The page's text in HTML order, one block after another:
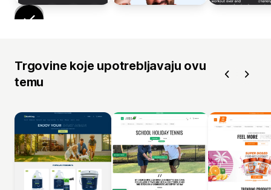
Trgovine koje upotrebljavaju ovu
temu